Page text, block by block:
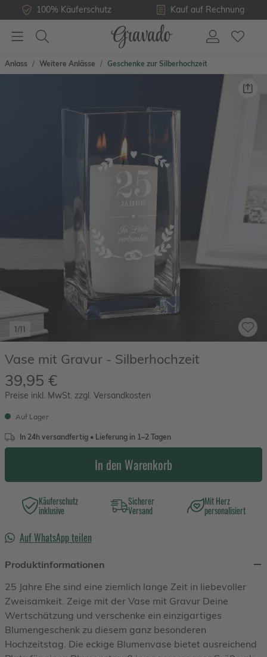
100% Käuferschutz Kauf auf Rechnung
Anlass Weitere Anlässe Geschenke zur Silberhochzeit
1/11
Vase mit Gravur - Silberhochzeit
39,95 €
Preise inkl. MwSt. zzgl. Versandkosten
Auf Lager
In 24h versandfertig • Lieferung in 1–2 Tagen
In den Warenkorb
Käuferschutz
inklusive
Sicherer
Versand
Mit Herz
personalisiert
Auf WhatsApp teilen
Produktinformationen
25 Jahre Ehe sind eine ziemlich lange Zeit in liebevoller
Zweisamkeit. Zeige mit der Vase mit Gravur Deine
Wertschätzung und verschenke ein einzigartiges
Blumengeschenk zu diesem ganz besonderen
Hochzeitstag. Die eckige Blumenvase bietet ausreichend